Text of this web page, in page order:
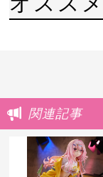
関連記事